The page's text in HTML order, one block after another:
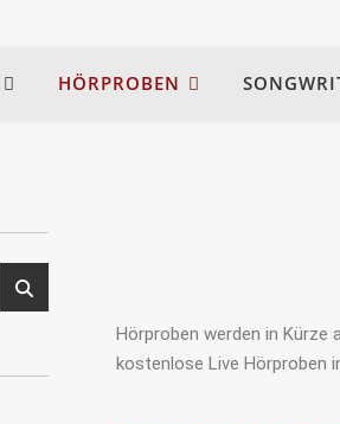
HÖRPROBEN
Hörproben werden in Kürze
kostenlose Live Hörproben